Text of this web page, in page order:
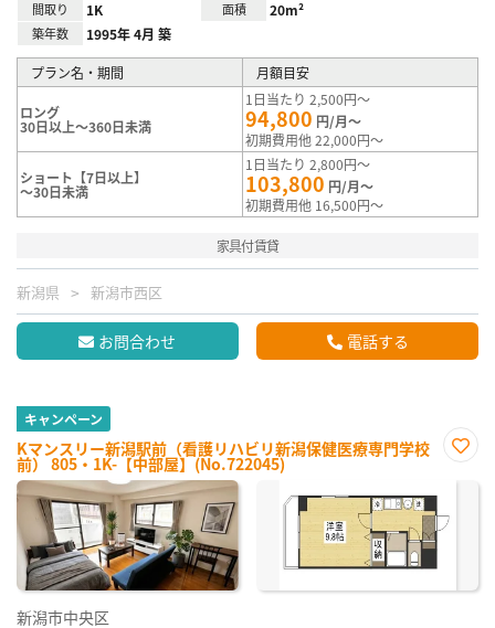
間取り 1K 面積 20m²
築年数 1995年 4月 築
プラン名・期間 月額目安
ロング
30日以上～360日未満
1日当たり 2,500円～
94,800 円/月～
初期費用他 22,000円～
ショート【7日以上】
～30日未満
1日当たり 2,800円～
103,800 円/月～
初期費用他 16,500円～
家具付賃貸
新潟県 新潟市西区
お問合わせ 電話する
キャンペーン
Kマンスリー新潟駅前（看護リハビリ新潟保健医療専門学校
前） 805・1K-【中部屋】(No.722045)
に入
録
新潟市中央区